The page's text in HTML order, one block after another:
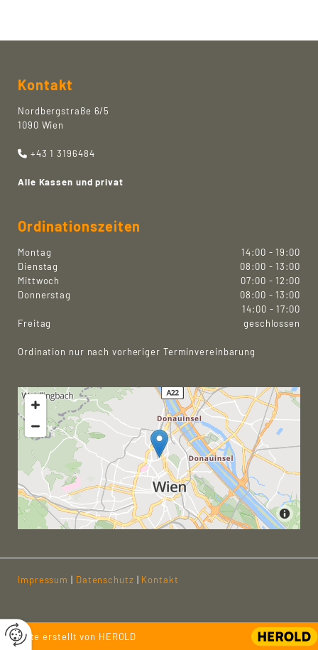
Kontakt
Nordbergstraße 6/5
1090 Wien
 +43 1 3196484
Alle Kassen und privat
Ordinationszeiten
Montag
14:00 - 19:00
Dienstag
08:00 - 13:00
Mittwoch
07:00 - 12:00
Donnerstag
08:00 - 13:00
14:00 - 17:00
Freitag
geschlossen
Ordination nur nach vorheriger Terminvereinbarung
Impressum | Datenschutz | Kontakt
Website erstellt von HEROLD